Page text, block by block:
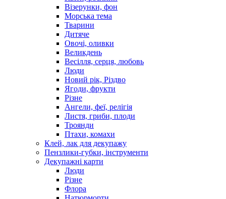
Візерунки, фон
Морська тема
Тварини
Дитяче
Овочі, оливки
Великдень
Весілля, серця, любовь
Люди
Новий рік, Різдво
Ягоди, фрукти
Різне
Ангели, феї, релігія
Листя, гриби, плоди
Троянди
Птахи, комахи
Клей, лак для декупажу
Пензлики-губки, інструменти
Декупажні карти
Люди
Різне
Флора